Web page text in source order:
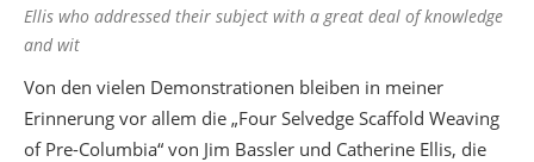
Ellis who addressed their subject with a great deal of knowledge
and wit
Von den vielen Demonstrationen bleiben in meiner
Erinnerung vor allem die „Four Selvedge Scaffold Weaving
of Pre-Columbia“ von Jim Bassler und Catherine Ellis, die